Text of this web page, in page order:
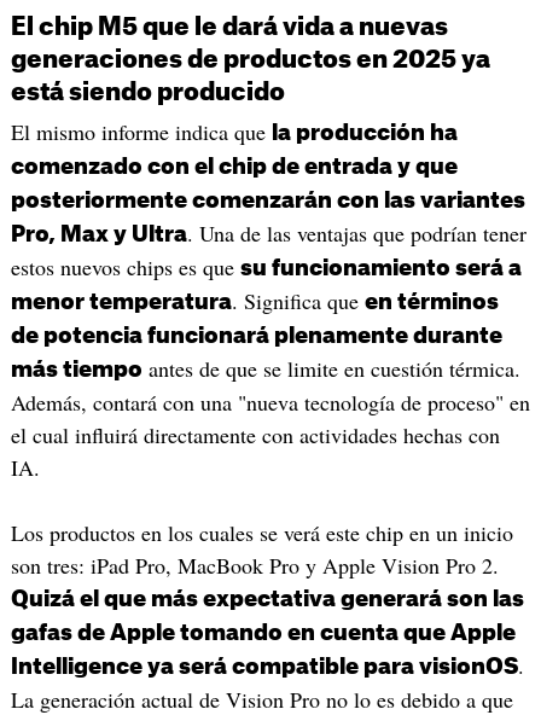
El chip M5 que le dará vida a nuevas
generaciones de productos en 2025 ya
está siendo producido
El mismo informe indica que la producción ha
comenzado con el chip de entrada y que
posteriormente comenzarán con las variantes
Pro, Max y Ultra. Una de las ventajas que podrían tener
estos nuevos chips es que su funcionamiento será a
menor temperatura. Significa que en términos
de potencia funcionará plenamente durante
más tiempo antes de que se limite en cuestión térmica.
Además, contará con una "nueva tecnología de proceso" en
el cual influirá directamente con actividades hechas con
IA.
Los productos en los cuales se verá este chip en un inicio
son tres: iPad Pro, MacBook Pro y Apple Vision Pro 2.
Quizá el que más expectativa generará son las
gafas de Apple tomando en cuenta que Apple
Intelligence ya será compatible para visionOS.
La generación actual de Vision Pro no lo es debido a que